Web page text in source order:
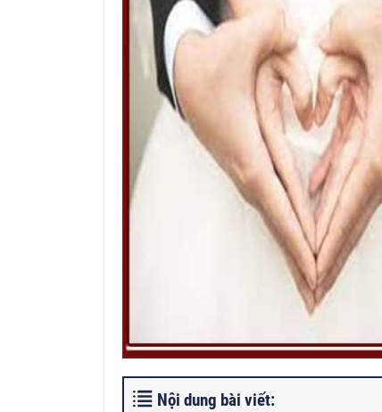
Nội dung bài viết: